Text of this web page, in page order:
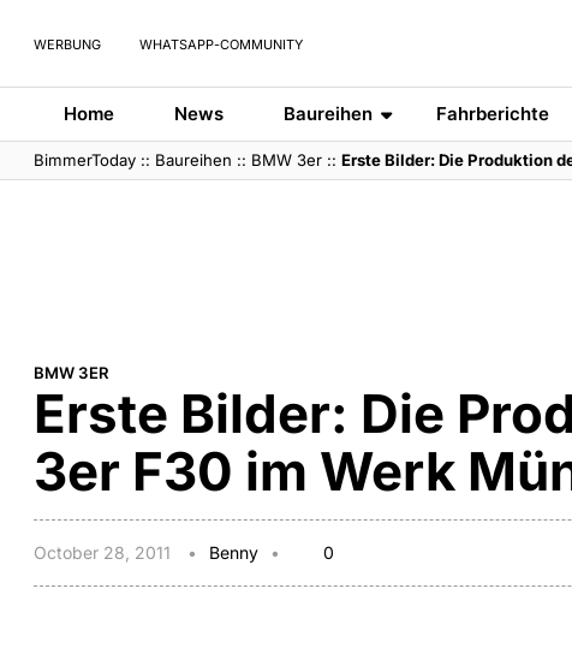
WERBUNG WHATSAPP-COMMUNITY
Home News Baureihen Fahrberichte
BimmerToday :: Baureihen :: BMW 3er ::Erste Bilder: Die Produktion
BMW 3ER
Erste Bilder: Die
3er F30 im Werk
October 28, 2011 Benny 0